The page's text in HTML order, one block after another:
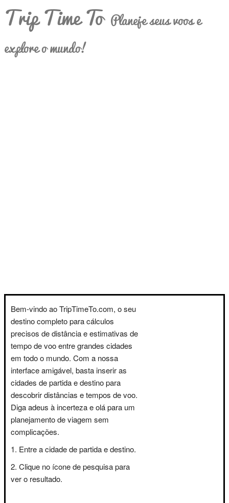
Trip Time To Planeje seus voos e
explore o mundo!
Bem-vindo ao TripTimeTo.com, o seu
destino completo para cálculos
precisos de distância e estimativas de
tempo de voo entre grandes cidades
em todo o mundo. Com a nossa
interface amigável, basta inserir as
cidades de partida e destino para
descobrir distâncias e tempos de voo.
Diga adeus à incerteza e olá para um
planejamento de viagem sem
complicações.
Entre a cidade de partida e destino.
Clique no ícone de pesquisa para
ver o resultado.